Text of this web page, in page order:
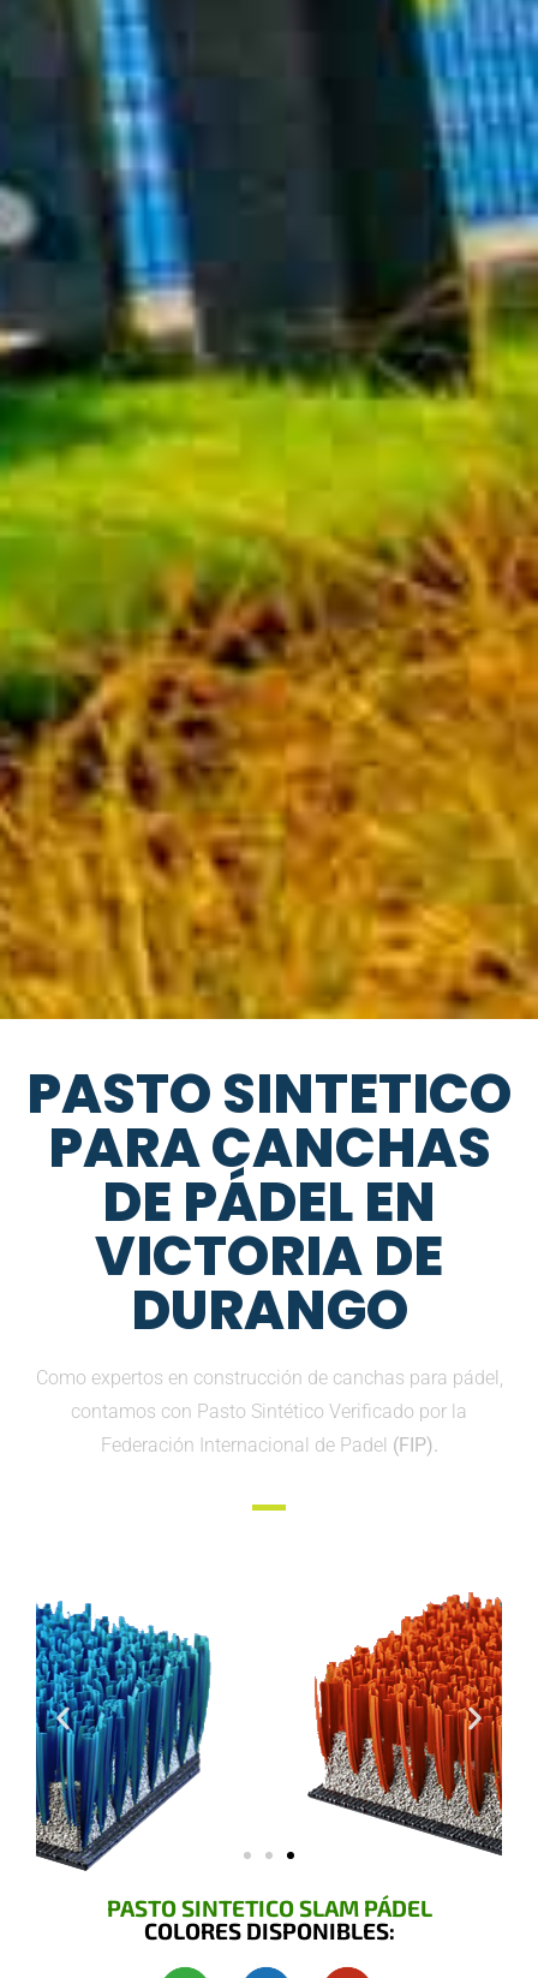
PASTO SINTETICO
PARA CANCHAS
DE PÁDEL EN
VICTORIA DE
DURANGO
Como expertos en construcción de canchas para pádel,
contamos con Pasto Sintético Verificado por la
Federación Internacional de Padel (FIP).
PASTO SINTETICO SLAM PÁDEL
COLORES DISPONIBLES: